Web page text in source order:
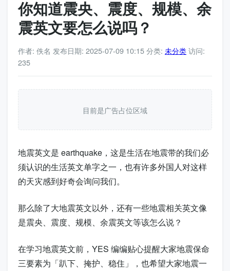
你知道震央、震度、规模、余
震英文要怎么说吗？
作者: 佚名 发布日期: 2025-07-09 10:15分类: 未分类访问:
235
目前是广告占位区域
地震英文是 earthquake ，这是生活在地震带的我们必
须认识的生活英文单字之一，也有许多外国人对这样
的天灾感到好奇会询问我们。
那么除了大地震英文以外，还有一些地震相关英文像
是震央、震度、规模、余震英文等该怎么说？
在学习地震英文前，YES 编编贴心提醒大家地震保命
三要素为「趴下、掩护、稳住」，也希望大家地震一